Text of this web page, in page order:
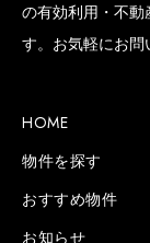
の有効利用・不
す。お気軽にお問
HOME
物件を探す
おすすめ物件
お知らせ